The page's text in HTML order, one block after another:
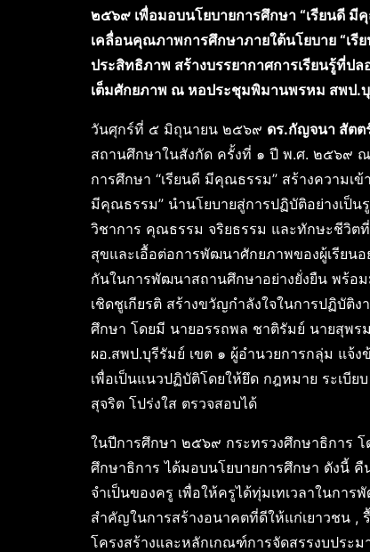
๒๕๖๙ เพื่อมอบนโยบายการศึกษา “เรียนดี
เคลื่อนคุณภาพการศึกษาภายใต้นโยบาย “เ
ประสิทธิภาพ สร้างบรรยากาศการเรียนรู้ที่ป
เต็มศักยภาพ ณ หอประชุมพิมานพรหม สพป.บุ
วันศุกร์ที่ ๕ มิถุนายน ๒๕๖๙ ดร.กัญจนา สัตต
สถานศึกษาในสังกัด ครั้งที่ ๑ ปี พ.ศ. ๒๕๖๙
การศึกษา “เรียนดี มีคุณธรรม” สร้างความเ
มีคุณธรรม” นำนโยบายสู่การปฏิบัติอย่างเป็
วิชาการ คุณธรรม จริยธรรม และทักษะชีวิต
สุขและเอื้อต่อการพัฒนาศักยภาพของผู้เรียน
กันในการพัฒนาสถานศึกษาอย่างยั่งยืน พร้อม
เชิดชูเกียรติ สร้างขวัญกำลังใจในการปฏิบัติ
ศึกษา โดยมี นายอรรถพล ชาติรัมย์ นายสุพ
ผอ.สพป.บุรีรัมย์ เขต ๑ ผู้อำนวยการกลุ่ม แจ้
เพื่อเป็นแนวปฏิบัติโดยให้ยึด กฎหมาย ระเบี
สุจริต โปร่งใส ตรวจสอบได้
ในปีการศึกษา ๒๕๖๙ กระทรวงศึกษาธิการ โ
ศึกษาธิการ ได้มอบนโยบายการศึกษา ดังนี้ คื
จำเป็นของครู เพื่อให้ครูได้ทุ่มเทเวลาในกา
สำคัญในการสร้างอนาคตที่ดีให้แก่เยาวชน ,
โครงสร้างและหลักเกณฑ์การจัดสรรงบประ